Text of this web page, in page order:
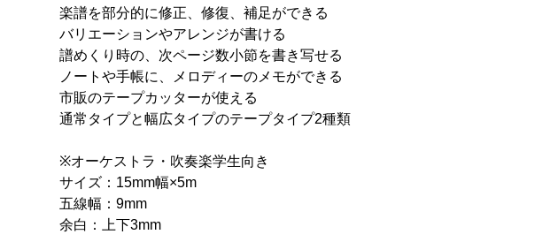
楽譜を部分的に修正、修復、補足ができる
バリエーションやアレンジが書ける
譜めくり時の、次ページ数小節を書き写せる
ノートや手帳に、メロディーのメモができる
市販のテープカッターが使える
通常タイプと幅広タイプのテープタイプ2種類
※オーケストラ・吹奏楽学生向き
サイズ：15mm幅×5m
五線幅：9mm
余白：上下3mm